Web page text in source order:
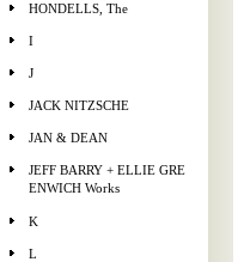
HONDELLS, The
I
J
JACK NITZSCHE
JAN & DEAN
JEFF BARRY + ELLIE GRE
ENWICH Works
K
L